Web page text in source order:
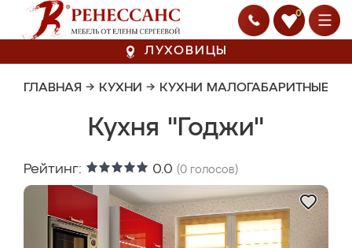
0
ЛУХОВИЦЫ
ГЛАВНАЯ → КУХНИ → КУХНИ МАЛОГАБАРИТНЫЕ
Кухня "Годжи"
Рейтинг: 0.0 (0 голосов)